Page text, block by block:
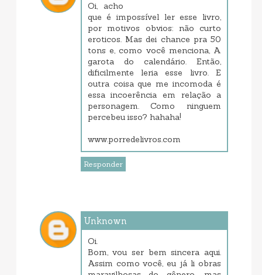
Oi, acho
que é impossível ler esse livro,
por motivos obvios: não curto
eroticos. Mas dei chance pra 50
tons e, como você menciona, A
garota do calendário. Então,
dificilmente leria esse livro. E
outra coisa que me incomoda é
essa incoerência em relação a
personagem. Como ninguem
percebeu isso? hahaha!
www.porredelivros.com
Responder
Unknown
Oi.
Bom, vou ser bem sincera aqui.
Assim como você, eu já li obras